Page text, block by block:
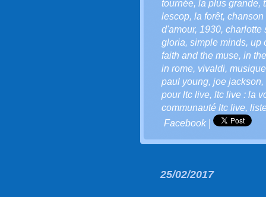
tournée, la plus grande,
lescop, la forêt, chanson
d'amour, 1930, charlotte
gloria, simple minds, up
faith and the muse, in
in rome, vivaldi,
paul young, joe jackson,
pour ltc live, ltc live : la
communauté ltc live,
Facebook|
25/02/2017